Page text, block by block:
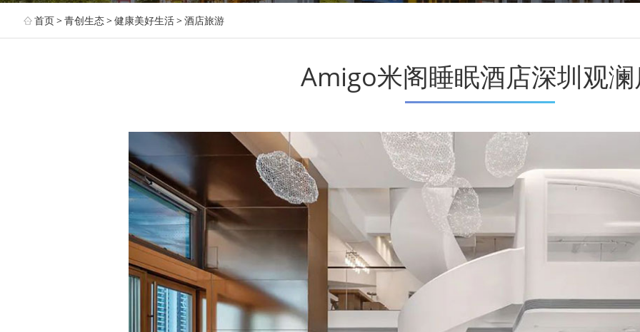
首页>青创生态>健康美好生活>酒店旅游
Amigo米阁睡眠酒店深圳观